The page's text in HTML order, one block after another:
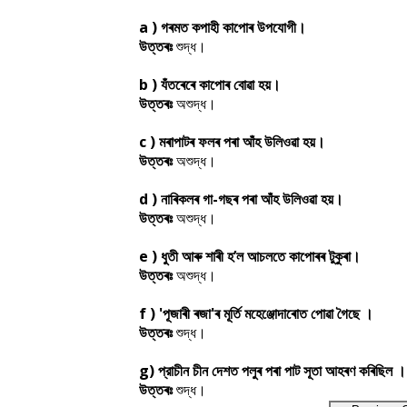
a ) গৰমত কপাহী কাপােৰ উপযােগী।
উত্তৰঃশুদ্ধ।
b ) যঁতৰেৰে কাপােৰ বােৱা হয়।
উত্তৰঃঅশুদ্ধ।
c ) মৰাপাটৰ ফলৰ পৰা আঁহ উলিওৱা হয়।
উত্তৰঃঅশুদ্ধ।
d ) নাৰিকলৰ গা-গছৰ পৰা আঁহ উলিওৱা হয়।
উত্তৰঃঅশুদ্ধ।
e ) ধুতী আৰু শাৰী হ’ল আচলতে কাপােৰৰ টুকুৰা।
উত্তৰঃঅশুদ্ধ।
f ) 'পূজাৰী ৰজা'ৰ মূর্তি মহেঞ্জোদাৰােত পােৱা গৈছে ।
উত্তৰঃশুদ্ধ।
g) প্রাচীন চীন দেশত পলুৰ পৰা পাট সূতা আহৰণ কৰিছিল ।
উত্তৰঃশুদ্ধ।